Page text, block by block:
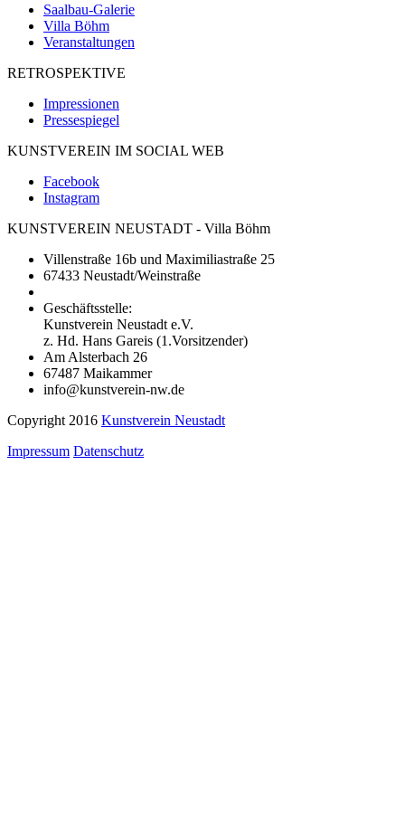
Saalbau-Galerie
Villa Böhm
Veranstaltungen
RETROSPEKTIVE
Impressionen
Pressespiegel
KUNSTVEREIN IM SOCIAL WEB
Facebook
Instagram
KUNSTVEREIN NEUSTADT - Villa Böhm
Villenstraße 16b und Maximiliastraße 25
67433 Neustadt/Weinstraße
Geschäftsstelle:
Kunstverein Neustadt e.V.
z. Hd. Hans Gareis (1.Vorsitzender)
Am Alsterbach 26
67487 Maikammer
info@kunstverein-nw.de
Copyright 2016 Kunstverein Neustadt
Impressum Datenschutz